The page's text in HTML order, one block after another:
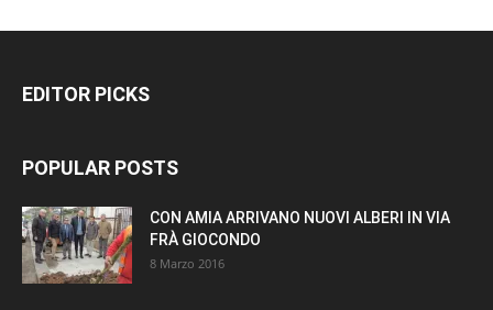
EDITOR PICKS
POPULAR POSTS
CON AMIA ARRIVANO NUOVI ALBERI IN VIA
FRÀ GIOCONDO
8 Marzo 2016